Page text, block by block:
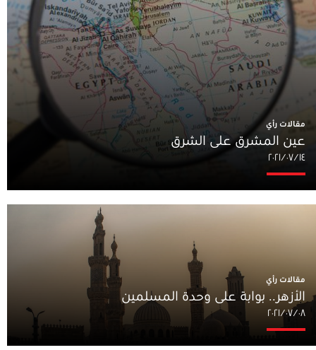
مقالات رأي
عين المشرق على الشرق
١٤‏/٠٧‏/٢٠٢١
مقالات رأي
الأزهر.. بوابة على وحدة المسلمين
٠٨‏/٠٧‏/٢٠٢١